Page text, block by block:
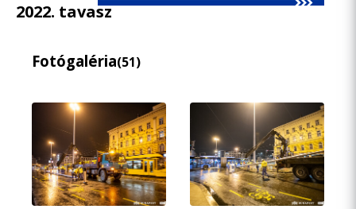
2022. tavasz
Fotógaléria(51)